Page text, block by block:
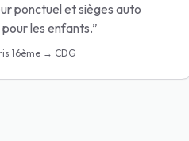
ponctuel et sièges auto
les enfants.”
16ème → CDG